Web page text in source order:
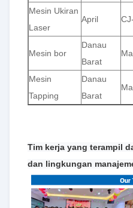
Mesin Ukiran
Laser
April
Mesin bor
Danau
Barat
Mesin
Tapping
Danau
Barat
Tim kerja yang terampil
dan lingkungan